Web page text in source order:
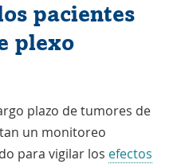
pacientes
plexo
plazo de tumores de
un monitoreo
para vigilar los efectos